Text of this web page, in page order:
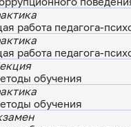
работа педагога-
работа педагога-
обучения
обучения